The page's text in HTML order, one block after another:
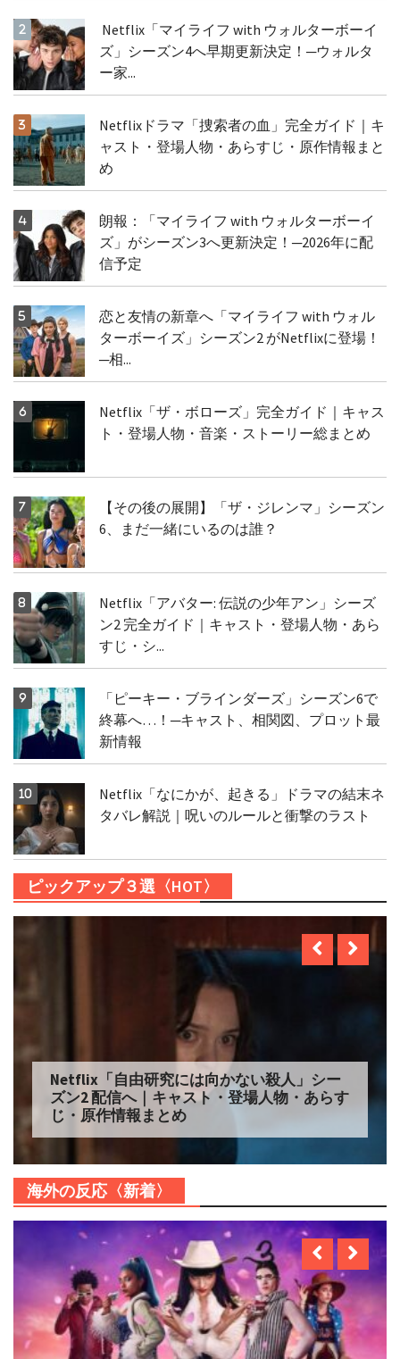
Netflix「マイライフ with ウォルターボーイ
ズ」シーズン4へ早期更新決定！─ウォルタ
ー家...
Netflixドラマ「捜索者の血」完全ガイド｜キ
ャスト・登場人物・あらすじ・原作情報まと
め
朗報：「マイライフ with ウォルターボーイ
ズ」がシーズン3へ更新決定！─2026年に配
信予定
恋と友情の新章へ「マイライフ with ウォル
ターボーイズ」シーズン2 がNetflixに登場！
─相...
Netflix「ザ・ボローズ」完全ガイド｜キャス
ト・登場人物・音楽・ストーリー総まとめ
【その後の展開】「ザ・ジレンマ」シーズン
6、まだ一緒にいるのは誰？
Netflix「アバター: 伝説の少年アン」シーズ
ン2 完全ガイド｜キャスト・登場人物・あら
すじ・シ...
「ピーキー・ブラインダーズ」シーズン6で
終幕へ…！─キャスト、相関図、プロット最
新情報
Netflix「なにかが、起きる」ドラマの結末ネ
タバレ解説｜呪いのルールと衝撃のラスト
ピックアップ３選〈HOT〉
Netflix「自由研究には向かない殺人」シー
ズン2 配信へ｜キャスト・登場人物・あらす
じ・原作情報まとめ
海外の反応〈新着〉